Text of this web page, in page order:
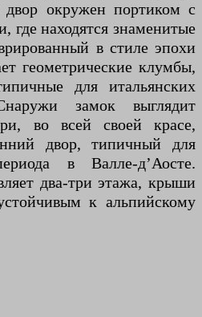
окружен портиком с
где находятся знаменитые
в стиле эпохи
геометрические клумбы,
для итальянских
замок выглядит
во всей своей красе,
двор, типичный для
в Валле-д’Аосте.
два-три этажа, крыши
к альпийскому